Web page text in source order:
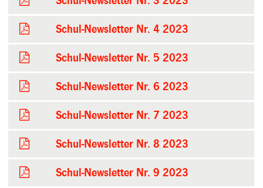
Schul-Newsletter Nr. 4 2023
Schul-Newsletter Nr. 5 2023
Schul-Newsletter Nr. 6 2023
Schul-Newsletter Nr. 7 2023
Schul-Newsletter Nr. 8 2023
Schul-Newsletter Nr. 9 2023